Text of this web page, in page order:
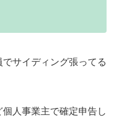
サイディング張ってる
人事業主で確定申告し